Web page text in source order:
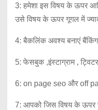
3: हमेशा इस विषय के ऊपर
उसे विषय के ऊपर गूगल में
4: बैकलिंक अवश्य बनाएं
5: फेसबुक ,इंस्टाग्राम ,
6: on page seo और off
7: आपको जिस विषय के ऊपर